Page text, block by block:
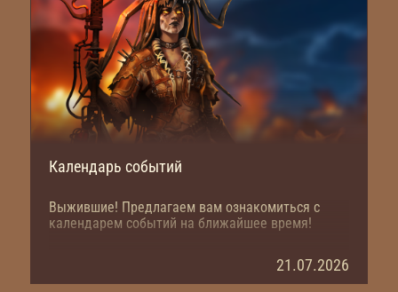
Календарь событий
Выжившие! Предлагаем вам ознакомиться с
календарем событий на ближайшее время!
21.07.2026